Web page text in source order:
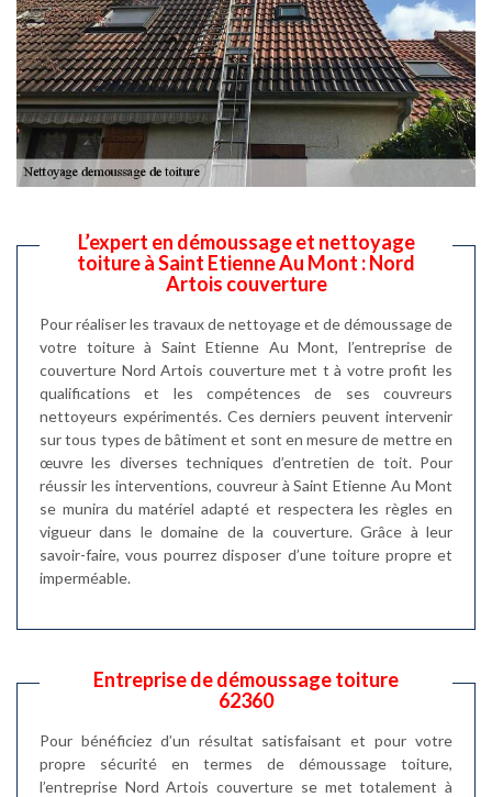
L’expert en démoussage et nettoyage
toiture à Saint Etienne Au Mont : Nord
Artois couverture
Pour réaliser les travaux de nettoyage et de démoussage de
votre toiture à Saint Etienne Au Mont, l’entreprise de
couverture Nord Artois couverture met t à votre profit les
qualifications et les compétences de ses couvreurs
nettoyeurs expérimentés. Ces derniers peuvent intervenir
sur tous types de bâtiment et sont en mesure de mettre en
œuvre les diverses techniques d’entretien de toit. Pour
réussir les interventions, couvreur à Saint Etienne Au Mont
se munira du matériel adapté et respectera les règles en
vigueur dans le domaine de la couverture. Grâce à leur
savoir-faire, vous pourrez disposer d’une toiture propre et
imperméable.
Entreprise de démoussage toiture
62360
Pour bénéficiez d’un résultat satisfaisant et pour votre
propre sécurité en termes de démoussage toiture,
l’entreprise Nord Artois couverture se met totalement à